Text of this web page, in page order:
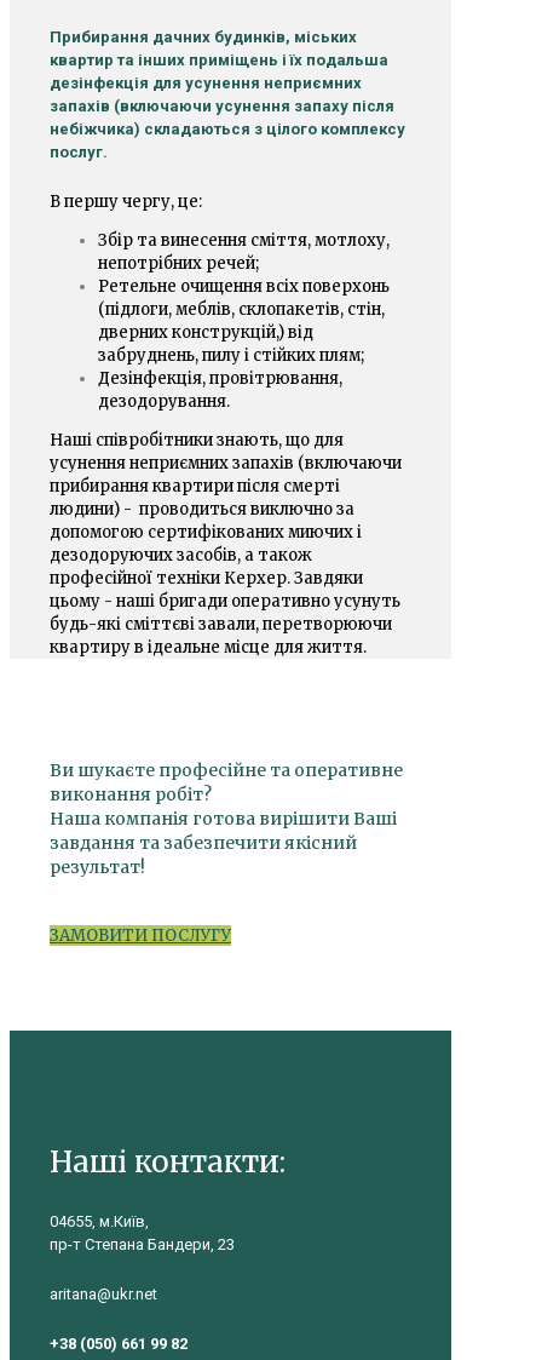
Прибирання дачних будинків, міських
квартир та інших приміщень і їх подальша
дезінфекція для усунення неприємних
запахів (включаючи усунення запаху після
небіжчика) складаються з цілого комплексу
послуг.
В першу чергу, це:
Збір та винесення сміття, мотлоху,
непотрібних речей;
Ретельне очищення всіх поверхонь
(підлоги, меблів, склопакетів, стін,
дверних конструкцій,) від
забруднень, пилу і стійких плям;
Дезінфекція, провітрювання,
дезодорування.
Наші співробітники знають, що для
усунення неприємних запахів (включаючи
прибирання квартири після смерті
людини) - проводиться виключно за
допомогою сертифікованих миючих і
дезодоруючих засобів, а також
професійної техніки Керхер. Завдяки
цьому - наші бригади оперативно усунуть
будь-які сміттєві завали, перетворюючи
квартиру в ідеальне місце для життя.
Ви шукаєте професійне та оперативне
виконання робіт?
Наша компанія готова вирішити Ваші
завдання та забезпечити якісний
результат!
ЗАМОВИТИ ПОСЛУГУ
Наші контакти:
04655, м.Київ,
пр-т Степана Бандери, 23
aritana@ukr.net
+38 (050) 661 99 82